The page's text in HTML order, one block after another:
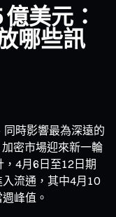
美元：
哪些訊
時影響最為深遠的
密市場迎來新一輪
4月6日至12日期
流通，其中4月10
峰值。